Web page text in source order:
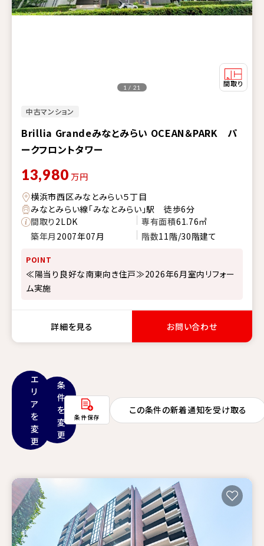
中古マンション
Brillia Grandeみなとみらい OCEAN＆PARK パ
ークフロントタワー
1 / 21
13,980 万円
横浜市西区みなとみらい５丁目
みなとみらい線「みなとみらい」駅 徒歩6分
間取り2LDK 専有面積61.76㎡
築年月 2007年07月 階数11階/30階建て
POINT
≪陽当り良好な南東向き住戸≫2026年6月室内リフォー
ム実施
詳細を見る お問い合わせ
エ
リ
ア
を
変
更
条
件
を
変
更
条件保存
この条件の新着通知を受け取る